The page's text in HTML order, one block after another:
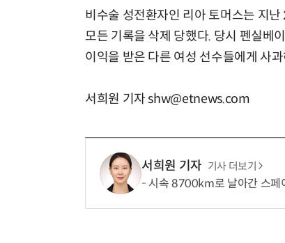
비수술 성전환자인 리아 토머스는 지
모든 기록을 삭제 당했다. 당시 펜실베
이익을 받은 다른 여성 선수들에게 사
서희원 기자 shw@etnews.com
서희원 기자 기사 더보기
시속 8700km로 날아간 스페